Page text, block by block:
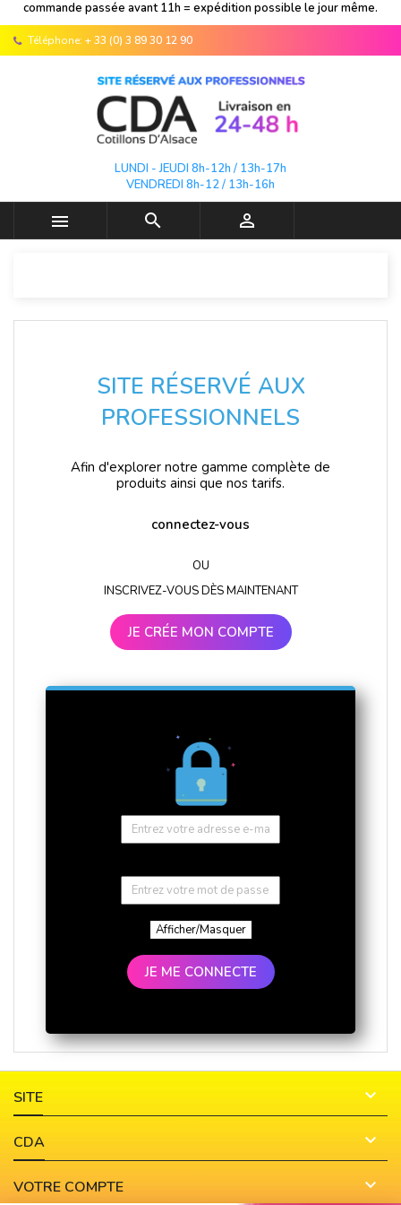
commande passée avant 11h = expédition possible le jour même.
Téléphone: + 33 (0) 3 89 30 12 90
LUNDI - JEUDI 8h-12h / 13h-17h
VENDREDI 8h-12 / 13h-16h
  
SITE RÉSERVÉ AUX
PROFESSIONNELS
Afin d'explorer notre gamme complète de
produits ainsi que nos tarifs.
connectez-vous
OU
INSCRIVEZ-VOUS DÈS MAINTENANT
JE CRÉE MON COMPTE
Afficher/Masquer
JE ME CONNECTE
SITE 
CDA 
VOTRE COMPTE 